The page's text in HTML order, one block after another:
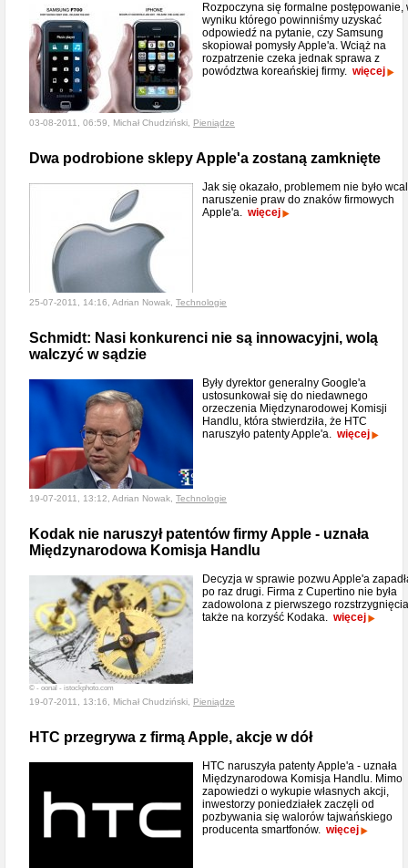
Rozpoczyna się formalne postępowanie,
wyniku którego powinniśmy uzyskać
odpowiedź na pytanie, czy Samsung
skopiował pomysły Apple'a. Wciąż na
rozpatrzenie czeka jednak sprawa z
powództwa koreańskiej firmy. więcej
03-08-2011, 06:59, Michał Chudziński, Pieniądze
Dwa podrobione sklepy Apple'a zostaną zamknięte
Jak się okazało, problemem nie było
naruszenie praw do znaków firmowych
Apple'a. więcej
25-07-2011, 14:16, Adrian Nowak, Technologie
Schmidt: Nasi konkurenci nie są innowacyjni, wolą
walczyć w sądzie
Były dyrektor generalny Google'a
ustosunkował się do niedawnego
orzeczenia Międzynarodowej Komisji
Handlu, która stwierdziła, że HTC
naruszyło patenty Apple'a. więcej
19-07-2011, 13:12, Adrian Nowak, Technologie
Kodak nie naruszył patentów firmy Apple - uznała
Międzynarodowa Komisja Handlu
© - oonal - istockphoto.com
Decyzja w sprawie pozwu Apple'a
po raz drugi. Firma z Cupertino nie była
zadowolona z pierwszego
także na korzyść Kodaka. więcej
19-07-2011, 13:16, Michał Chudziński, Pieniądze
HTC przegrywa z firmą Apple, akcje w dół
HTC naruszyła patenty Apple'a - uznała
Międzynarodowa Komisja Handlu. Mimo
zapowiedzi o wykupie własnych akcji,
inwestorzy poniedziałek zaczęli od
pozbywania się walorów tajwańskiego
producenta smartfonów. więcej